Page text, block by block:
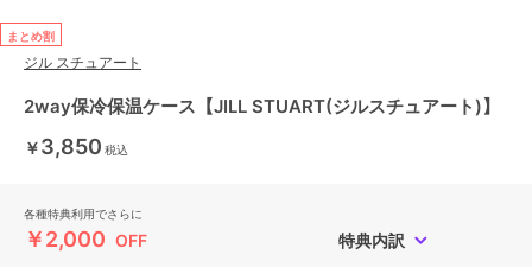
まとめ割
ジル スチュアート
2way保冷保温ケース【JILL STUART(ジルスチュアート)】
￥3,850 税込
各種特典利用でさらに
￥2,000 OFF 特典内訳